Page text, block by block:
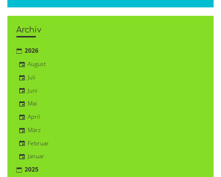
Archiv
2026
August
Juli
Juni
Mai
April
März
Februar
Januar
2025